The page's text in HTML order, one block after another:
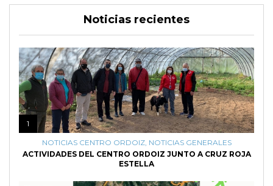
Noticias recientes
1
NOTICIAS CENTRO ORDOIZ, NOTICIAS GENERALES
ACTIVIDADES DEL CENTRO ORDOIZ JUNTO A CRUZ ROJA
ESTELLA